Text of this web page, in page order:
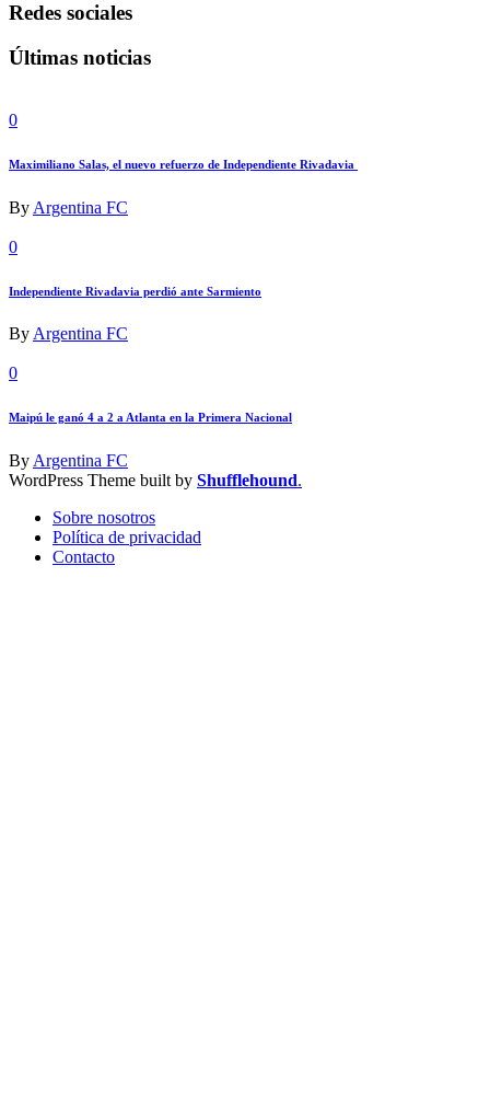
Redes sociales
Últimas noticias
0
Maximiliano Salas, el nuevo refuerzo de Independiente Rivadavia
By Argentina FC
0
Independiente Rivadavia perdió ante Sarmiento
ByArgentina FC
0
Maipú le ganó 4 a 2 a Atlanta en la Primera Nacional
ByArgentina FC
WordPress Theme built by Shufflehound.
Sobre nosotros
Política de privacidad
Contacto